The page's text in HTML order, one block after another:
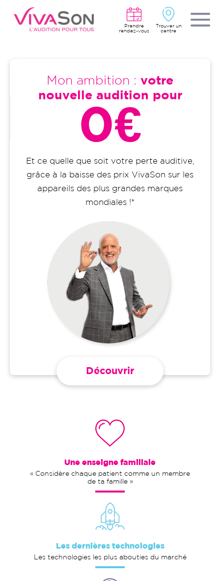
contenu
principal
Prendre
rendez-vous
Trouver un
centre
Mon ambition : votre
nouvelle audition pour
0€
Et ce quelle que soit votre perte auditive,
grâce à la baisse des prix VivaSon sur les
appareils des plus grandes marques
mondiales !*
Découvrir
Une enseigne familiale
« Considère chaque patient comme un membre
de ta famille »
Les dernières technologies
Les technologies les plus abouties du marché